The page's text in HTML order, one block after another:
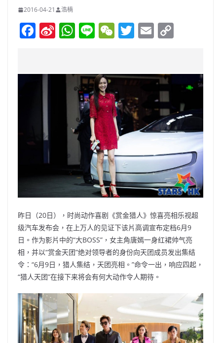
2016-04-21 浩楠
F
e
o
k
Si
W
W
s
A
p
p
Li W
h
at
T
er
E
l y
n
k
昨日（20日），时尚动作喜剧《赏金猎人》惊喜亮相乐视超
级汽车发布会，在上万人的见证下该片高调宣布定档6月9
日。作为影片中的“大BOSS”，女主角唐嫣一身红裙帅气亮
相，并以“赏金天团”绝对领导者的身份向天团成员发出集结
令：“6月9日，猎人集结，天团亮相。”命令一出，响应四起，
“猎人天团”在接下来将会有何大动作令人期待。